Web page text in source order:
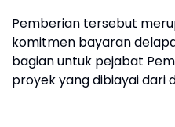
Pemberian tersebut
komitmen bayaran
bagian untuk pejabat
proyek yang dibiayai dari